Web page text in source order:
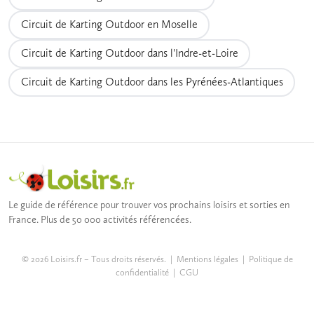
Circuit de Karting Outdoor en Moselle
Circuit de Karting Outdoor dans l'Indre-et-Loire
Circuit de Karting Outdoor dans les Pyrénées-Atlantiques
Le guide de référence pour trouver vos prochains loisirs et sorties en
France. Plus de 50 000 activités référencées.
© 2026 Loisirs.fr – Tous droits réservés. | Mentions légales| Politique de
confidentialité | CGU